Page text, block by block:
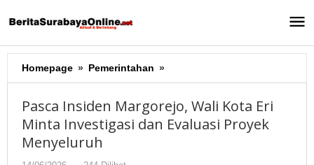
ke
Homepage » Pemerintahan »
Insiden
Wali
Kota
Pasca Insiden Margorejo, Wali Kota Eri
Minta Investigasi dan Evaluasi Proyek
Menyeluruh